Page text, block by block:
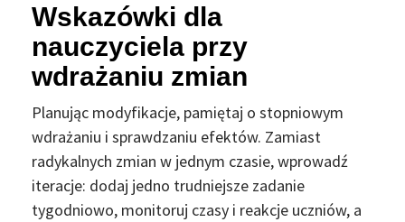
Wskazówki dla
nauczyciela przy
wdrażaniu zmian
Planując modyfikacje, pamiętaj o stopniowym
wdrażaniu i sprawdzaniu efektów. Zamiast
radykalnych zmian w jednym czasie, wprowadź
iteracje: dodaj jedno trudniejsze zadanie
tygodniowo, monitoruj czasy i reakcje uczniów, a